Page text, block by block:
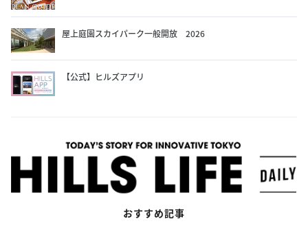
屋上庭園スカイパーク一般開放 2026
【公式】ヒルズアプリ
おすすめ記事